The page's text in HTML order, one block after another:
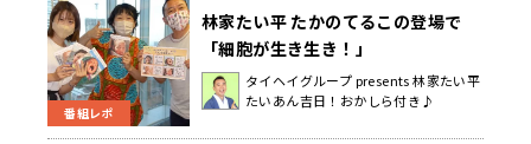
番組レポ
林家たい平 たかのてるこの登場で
「細胞が生き生き！」
タイヘイグループ presents 林家たい平
たいあん吉日！おかしら付き♪